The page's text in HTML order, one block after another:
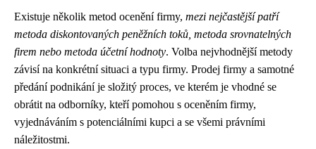
Existuje několik metod ocenění firmy, mezi nejčastější patří
metoda diskontovaných peněžních toků, metoda srovnatelných
firem nebo metoda účetní hodnoty. Volba nejvhodnější metody
závisí na konkrétní situaci a typu firmy. Prodej firmy a samotné
předání podnikání je složitý proces, ve kterém je vhodné se
obrátit na odborníky, kteří pomohou s oceněním firmy,
vyjednáváním s potenciálními kupci a se všemi právními
náležitostmi.